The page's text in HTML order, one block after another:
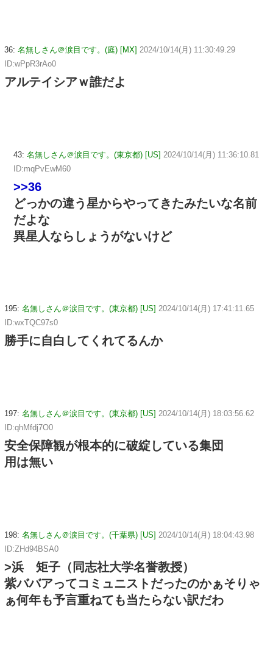
36: 名無しさん＠涙目です。(庭) [MX] 2024/10/14(月) 11:30:49.29
ID:wPpR3rAo0
アルテイシアｗ誰だよ
43: 名無しさん＠涙目です。(東京都) [US] 2024/10/14(月) 11:36:10.81
ID:mqPvEwM60
>>36
どっかの違う星からやってきたみたいな名前
だよな
異星人ならしょうがないけど
195: 名無しさん＠涙目です。(東京都) [US] 2024/10/14(月) 17:41:11.65
ID:wxTQC97s0
勝手に自白してくれてるんか
197: 名無しさん＠涙目です。(東京都) [US] 2024/10/14(月) 18:03:56.62
ID:qhMfdj7O0
安全保障観が根本的に破綻している集団
用は無い
198: 名無しさん＠涙目です。(千葉県) [US] 2024/10/14(月) 18:04:43.98
ID:ZHd94BSA0
>浜 矩子（同志社大学名誉教授）
紫ババアってコミュニストだったのかぁそりゃ
ぁ何年も予言重ねても当たらない訳だわ